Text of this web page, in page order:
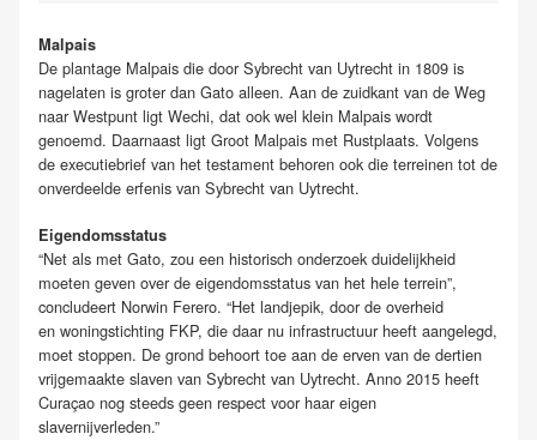
Malpais
De plantage Malpais die door Sybrecht van Uytrecht in 1809 is
nagelaten is groter dan Gato alleen. Aan de zuidkant van de Weg
naar Westpunt ligt Wechi, dat ook wel klein Malpais wordt
genoemd. Daarnaast ligt Groot Malpais met Rustplaats. Volgens
de executiebrief van het testament behoren ook die terreinen tot de
onverdeelde erfenis van Sybrecht van Uytrecht.
Eigendomsstatus
“Net als met Gato, zou een historisch onderzoek duidelijkheid
moeten geven over de eigendomsstatus van het hele terrein”,
concludeert Norwin Ferero. “Het landjepik, door de overheid
en woningstichting FKP, die daar nu infrastructuur heeft aangelegd,
moet stoppen. De grond behoort toe aan de erven van de dertien
vrijgemaakte slaven van Sybrecht van Uytrecht. Anno 2015 heeft
Curaçao nog steeds geen respect voor haar eigen
slavernijverleden.”